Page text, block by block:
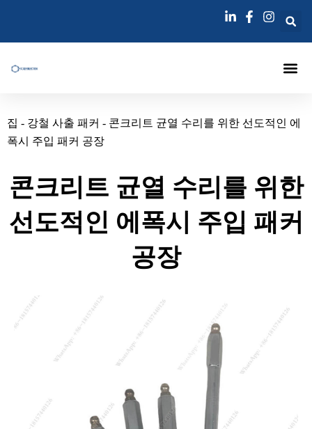
츠
뛰
기
집 - 강철 사출 패커 - 콘크리트 균열 수리를 위한 선도적인 에
폭시 주입 패커 공장
콘크리트 균열 수리를 위한
선도적인 에폭시 주입 패커
공장